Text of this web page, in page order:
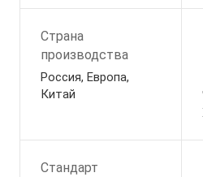
Страна
производства
Россия, Европа,
Китай
Стандарт